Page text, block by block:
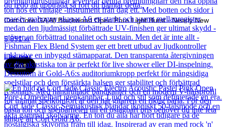
Cort Core GA All Blackwood Open Pore Light Burst - Nearly New
5 891kr
Läs mer
Cort